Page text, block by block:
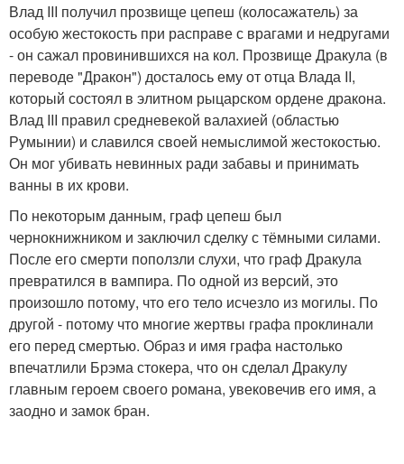
Влад III получил прозвище цепеш (колосажатель) за
особую жестокость при расправе с врагами и недругами
- он сажал провинившихся на кол. Прозвище Дракула (в
переводе "Дракон") досталось ему от отца Влада II,
который состоял в элитном рыцарском ордене дракона.
Влад III правил средневекой валахией (областью
Румынии) и славился своей немыслимой жестокостью.
Он мог убивать невинных ради забавы и принимать
ванны в их крови.
По некоторым данным, граф цепеш был
чернокнижником и заключил сделку с тёмными силами.
После его смерти поползли слухи, что граф Дракула
превратился в вампира. По одной из версий, это
произошло потому, что его тело исчезло из могилы. По
другой - потому что многие жертвы графа проклинали
его перед смертью. Образ и имя графа настолько
впечатлили Брэма стокера, что он сделал Дракулу
главным героем своего романа, увековечив его имя, а
заодно и замок бран.